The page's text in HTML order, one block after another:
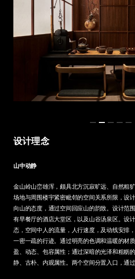
设计理念
山中动静
金山岭山峦雄浑，颇具北方沉寂旷远、自然粗
场地与周围楼宇紧密毗邻的空间关系所限，设
向山的态度，通过空间回应山的韵致。设计范
有早餐厅的酒店大堂区，以及山谷汤泉区。设
态，空间中人的流量，人行速度，及动线安排
一密一疏的行迹。通过明亮的色调和温暖的材
盈、动态、包容属性；通过深暗的光泽和粗粝
静、古朴、内观属性。两个空间分置入口，通过